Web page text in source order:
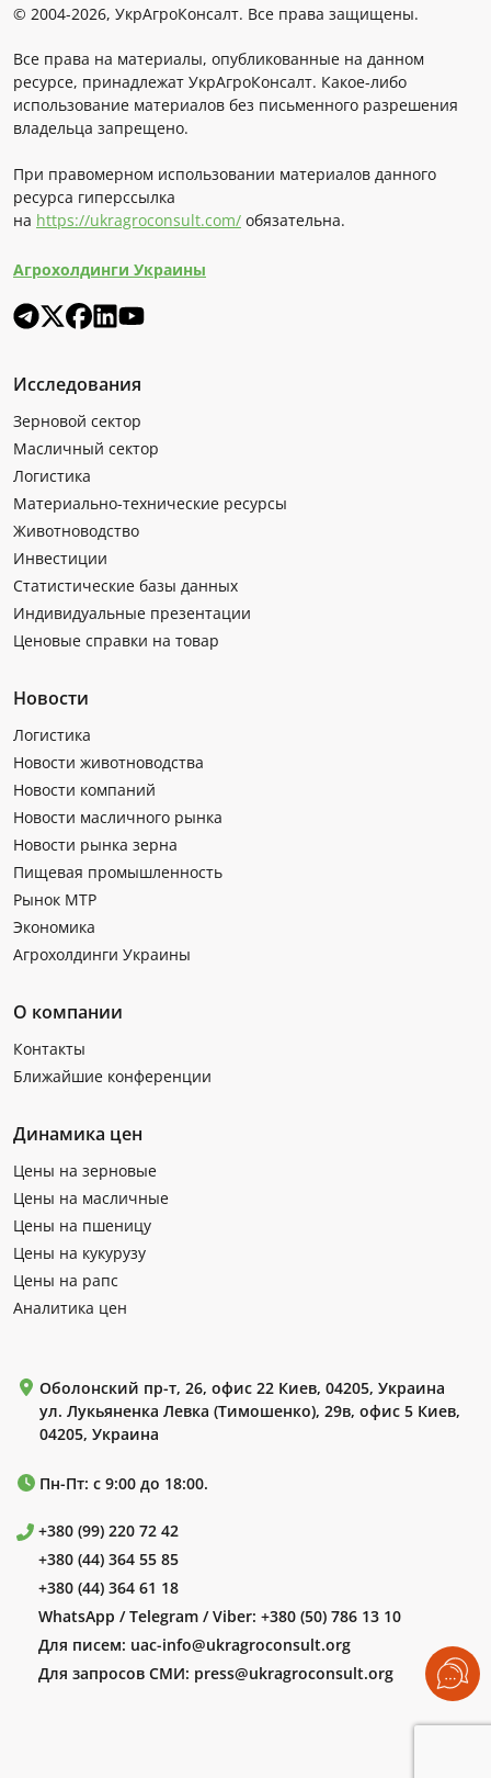
© 2004-2026, УкрАгроКонсалт. Все права защищены.
Все права на материалы, опубликованные на данном
ресурсе, принадлежат УкрАгроКонсалт. Какое-либо
использование материалов без письменного разрешения
владельца запрещено.
При правомерном использовании материалов данного
ресурса гиперссылка
на https://ukragroconsult.com/ обязательна.
Агрохолдинги Украины
Исследования
Зерновой сектор
Масличный сектор
Логистика
Материально-технические ресурсы
Животноводство
Инвестиции
Статистические базы данных
Индивидуальные презентации
Ценовые справки на товар
Новости
Логистика
Новости животноводства
Новости компаний
Новости масличного рынка
Новости рынка зерна
Пищевая промышленность
Рынок МТР
Экономика
Агрохолдинги Украины
О компании
Контакты
Ближайшие конференции
Динамика цен
Цены на зерновые
Цены на масличные
Цены на пшеницу
Цены на кукурузу
Цены на рапс
Аналитика цен
Оболонский пр-т, 26, офис 22 Киев, 04205, Украина
ул. Лукьяненка Левка (Тимошенко), 29в, офис 5 Киев,
04205, Украина
Пн-Пт: с 9:00 до 18:00.
+380 (99) 220 72 42
+380 (44) 364 55 85
+380 (44) 364 61 18
WhatsApp / Telegram / Viber: +380 (50) 786 13 10
Для писем: uac-info@ukragroconsult.org
Для запросов СМИ: press@ukragroconsult.org